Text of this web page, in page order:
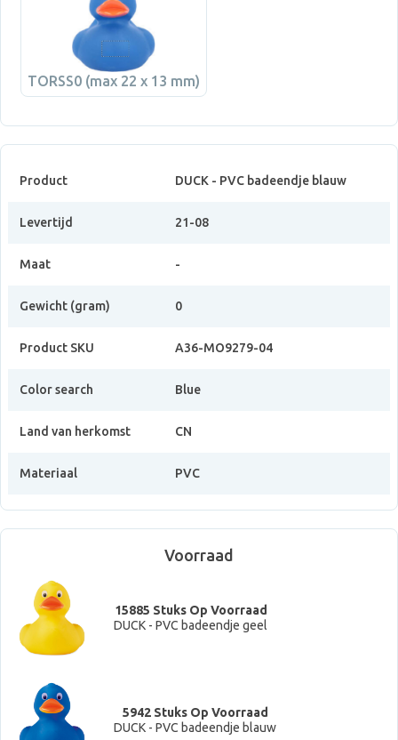
TORSS0 (max 22 x 13 mm)
Product DUCK - PVC badeendje blauw
Levertijd 21-08
Maat -
Gewicht (gram) 0
Product SKU A36-MO9279-04
Color search Blue
Land van herkomst CN
Materiaal PVC
Voorraad
15885 Stuks Op Voorraad
DUCK - PVC badeendje geel
5942 Stuks Op Voorraad
DUCK - PVC badeendje blauw